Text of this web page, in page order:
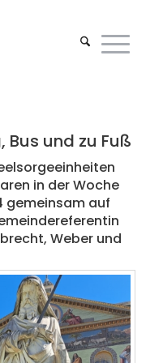
und zu Fuß
in der Woche
gemeinsam auf
Weber und